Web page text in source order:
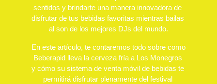
sentidos y brindarte una manera innovadora de
disfrutar de tus bebidas favoritas mientras bailas
al son de los mejores DJs del mundo.
En este artículo, te contaremos todo sobre como
Beberapid lleva la cerveza fría a Los Monegros
y cómo su sistema de venta móvil de bebidas te
permitirá disfrutar plenamente del festival